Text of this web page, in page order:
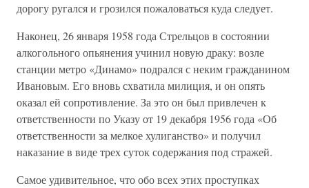
дорогу ругался и грозился пожаловаться куда следует.
Наконец, 26 января 1958 года Стрельцов в состоянии
алкогольного опьянения учинил новую драку: возле
станции метро «Динамо» подрался с неким гражданином
Ивановым. Его вновь схватила милиция, и он опять
оказал ей сопротивление. За это он был привлечен к
ответственности по Указу от 19 декабря 1956 года «Об
ответственности за мелкое хулиганство» и получил
наказание в виде трех суток содержания под стражей.
Самое удивительное, что обо всех этих проступках